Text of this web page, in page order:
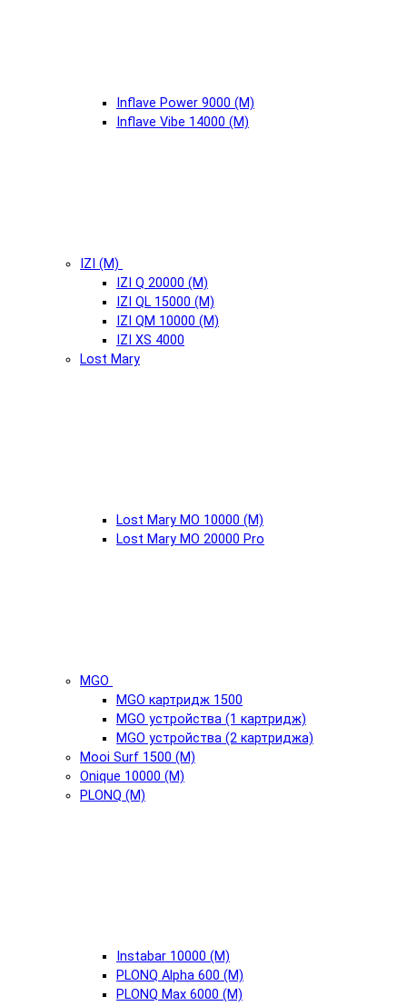
Inflave Power 9000 (М)
Inflave Vibe 14000 (М)
IZI (М)
IZI Q 20000 (М)
IZI QL 15000 (М)
IZI QM 10000 (М)
IZI XS 4000
Lost Mary
Lost Mary MO 10000 (М)
Lost Mary MO 20000 Pro
MGO
MGO картридж 1500
MGO устройства (1 картридж)
MGO устройства (2 картриджа)
Mooi Surf 1500 (М)
Onique 10000 (М)
PLONQ (М)
Instabar 10000 (М)
PLONQ Alpha 600 (М)
PLONQ Max 6000 (М)